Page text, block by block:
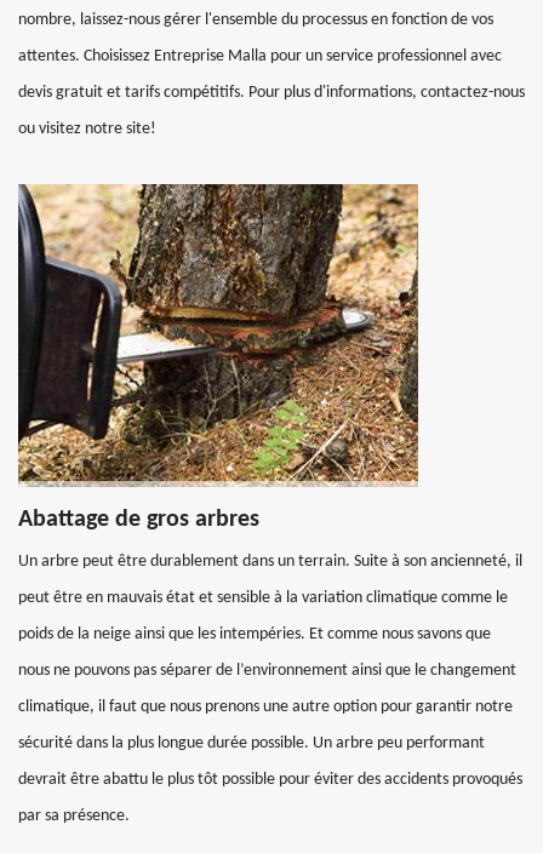
nombre, laissez-nous gérer l'ensemble du processus en fonction de vos
attentes. Choisissez Entreprise Malla pour un service professionnel avec
devis gratuit et tarifs compétitifs. Pour plus d'informations, contactez-nous
ou visitez notre site!
Abattage de gros arbres
Un arbre peut être durablement dans un terrain. Suite à son ancienneté, il
peut être en mauvais état et sensible à la variation climatique comme le
poids de la neige ainsi que les intempéries. Et comme nous savons que
nous ne pouvons pas séparer de l’environnement ainsi que le changement
climatique, il faut que nous prenons une autre option pour garantir notre
sécurité dans la plus longue durée possible. Un arbre peu performant
devrait être abattu le plus tôt possible pour éviter des accidents provoqués
par sa présence.